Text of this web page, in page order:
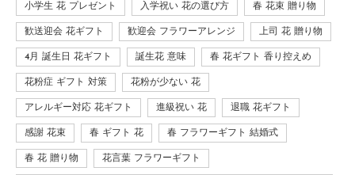
小学生 花 プレゼント 入学祝い 花の選び方 春 花束 贈り物
歓送迎会 花ギフト 歓迎会 フラワーアレンジ 上司 花 贈り物
4月 誕生日 花ギフト 誕生花 意味 春 花ギフト 香り控えめ
花粉症 ギフト 対策 花粉が少ない 花
アレルギー対応 花ギフト 進級祝い 花 退職 花ギフト
感謝 花束 春 ギフト 花 春 フラワーギフト 結婚式
春 花 贈り物 花言葉 フラワーギフト